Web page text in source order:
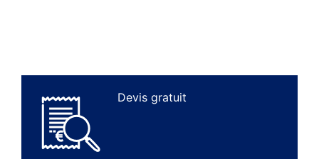
Devis gratuit